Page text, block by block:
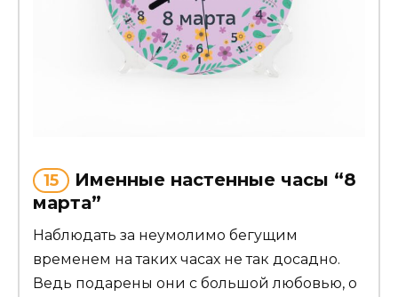
15
Именные настенные часы “8
марта”
Наблюдать за неумолимо бегущим
временем на таких часах не так досадно.
Ведь подарены они с большой любовью, о